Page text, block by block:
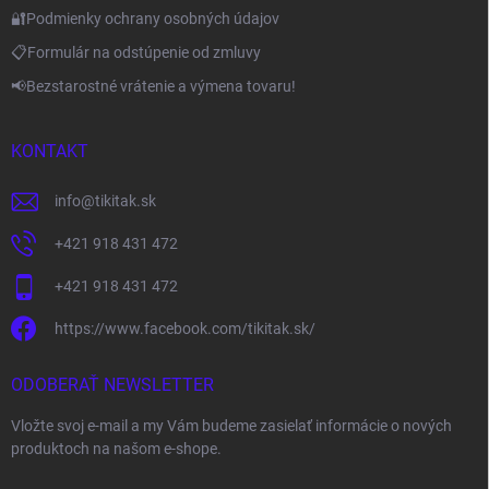
🔐Podmienky ochrany osobných údajov
📋Formulár na odstúpenie od zmluvy
📢Bezstarostné vrátenie a výmena tovaru!
KONTAKT
info@tikitak.sk
+421 918 431 472
+421 918 431 472
https://www.facebook.com/tikitak.sk/
ODOBERAŤ NEWSLETTER
Vložte svoj e-mail a my Vám budeme zasielať informácie o nových
produktoch na našom e-shope.